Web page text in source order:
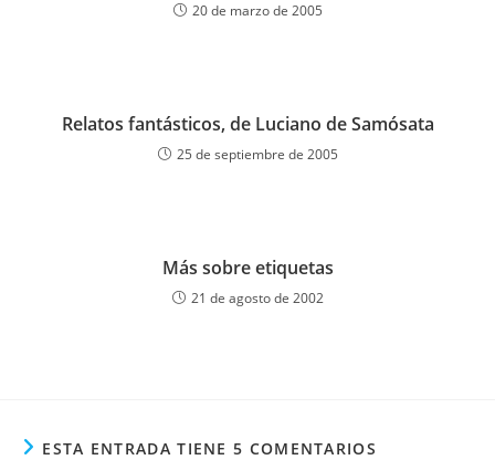
20 de marzo de 2005
Relatos fantásticos, de Luciano de Samósata
25 de septiembre de 2005
Más sobre etiquetas
21 de agosto de 2002
ESTA ENTRADA TIENE 5 COMENTARIOS